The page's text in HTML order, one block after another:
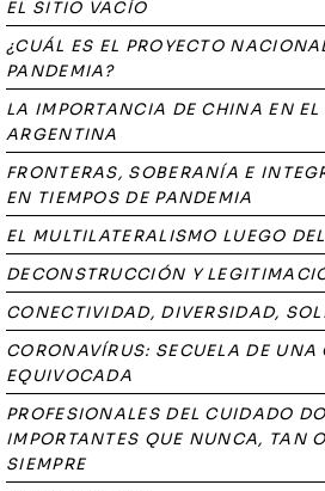
EL SITIO VACÍO
¿CUÁL ES EL PROYECTO
PANDEMIA?
LA IMPORTANCIA DE CHINA EN EL
ARGENTINA
FRONTERAS, SOBERANÍA E
EN TIEMPOS DE PANDEMIA
EL MULTILATERALISMO LUEGO
DECONSTRUCCIÓN Y
CONECTIVIDAD, DIVERSIDAD,
CORONAVÍRUS: SECUELA DE
EQUIVOCADA
PROFESIONALES DEL CUIDADO
IMPORTANTES QUE NUNCA, TAN
SIEMPRE